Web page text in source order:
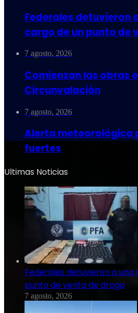
Federales detuvieron
cargo de un punto de
7 agosto, 2026
Comienzan las obras
Circunvalación
7 agosto, 2026
Alerta meteorológica
fuertes
Ultimas Noticias
Federales detuvieron a una
punto de venta de droga
7 agosto, 2026